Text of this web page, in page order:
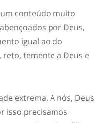
um conteúdo muito
por Deus,
igual ao do
temente a Deus e
extrema. A nós, Deus
isso precisamos